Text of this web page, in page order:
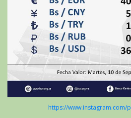
https://www.instagram.com/